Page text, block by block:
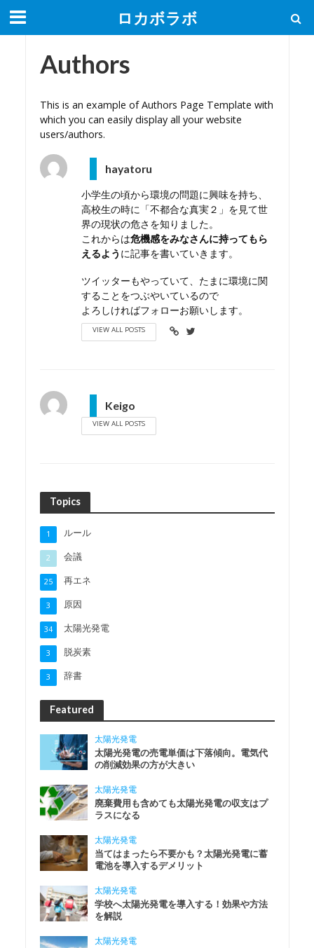
ロカボラボ
Authors
This is an example of Authors Page Template with
which you can easily display all your website
users/authors.
hayatoru
小学生の頃から環境の問題に興味を持ち、
高校生の時に「不都合な真実２」を見て世
界の現状の危さを知りました。
これからは危機感をみなさんに持ってもら
えるよう に記事を書いていきます。
ツイッターもやっていて、たまに環境に関
することをつぶやいているので
よろしければフォローお願いします。
VIEW ALL POSTS
Keigo
VIEW ALL POSTS
Topics
ルール
1
会議
2
再エネ
25
原因
3
太陽光発電
34
脱炭素
3
辞書
3
Featured
太陽光発電
太陽光発電の売電単価は下落傾向。電気代
の削減効果の方が大きい
太陽光発電
廃棄費用も含めても太陽光発電の収支はプ
ラスになる
太陽光発電
当てはまったら不要かも？太陽光発電に蓄
電池を導入するデメリット
太陽光発電
学校へ太陽光発電を導入する！効果や方法
を解説
太陽光発電